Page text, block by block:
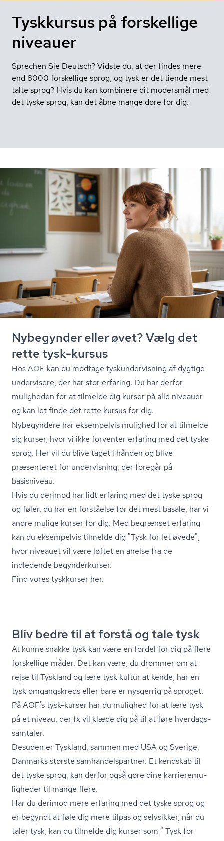
Tyskkursus på forskellige
niveauer
Sprechen Sie Deutsch? Vidste du, at der findes mere
end 8000 forskellige sprog, og tysk er det tiende mest
talte sprog? Hvis du kan kombinere dit modersmål med
det tyske sprog, kan det åbne mange døre for dig.
Nybegynder eller øvet? Vælg det
rette tysk-kursus
Hos AOF kan du modtage tyskun­der­vis­ning af dygtige
undervisere, der har stor erfaring. Du har derfor
muligheden for at tilmelde dig kurser på alle niveauer
og kan let finde det rette kursus for dig.
Nybegyndere har eksempelvis mulighed for at tilmelde
sig kurser, hvor vi ikke forventer erfaring med det tyske
sprog. Her vil du blive taget i hånden og blive
præsenteret for undervisning, der foregår på
basisniveau.
Hvis du derimod har lidt erfaring med det tyske sprog
og føler, du har en forståelse for det mest basale, har vi
andre mulige kurser for dig. Med begrænset erfaring
kan du eksempelvis tilmelde dig "Tysk for let øvede",
hvor niveauet vil være løftet en anelse fra de
indledende begynderkurser.
Find vores tyskkurser her.
Bliv bedre til at forstå og tale tysk
At kunne snakke tysk kan være en fordel for dig på flere
forskellige måder. Det kan være, du drømmer om at
rejse til Tyskland og lære tysk kultur at kende, har en
tysk omgangskreds eller bare er nysgerrig på sproget.
På AOF's tysk-kurser har du mulighed for at lære tysk
på et niveau, der fx vil klæde dig på til at føre hver­dags­
sam­ta­ler.
Desuden er Tyskland, sammen med USA og Sverige,
Danmarks største sam­han­dels­part­ner. Et kendskab til
det tyske sprog, kan derfor også gøre dine kar­ri­e­re­mu­
lig­he­der til mange flere.
Har du derimod mere erfaring med det tyske sprog og
er begyndt at føle dig mere tilpas og selvsikker, når du
taler tysk, kan du tilmelde dig kurser som " Tysk for